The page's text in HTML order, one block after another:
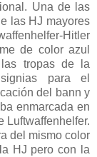
Una de las
las HJ mayores
Hitler
de color azul
tropas de la
para el
del bann y
enmarcada en
Luftwaffenhelfer.
del mismo color
HJ pero con la